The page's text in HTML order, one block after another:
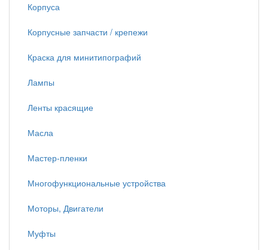
Корпуса
Корпусные запчасти / крепежи
Краска для минитипографий
Лампы
Ленты красящие
Масла
Мастер-пленки
Многофункциональные устройства
Моторы, Двигатели
Муфты